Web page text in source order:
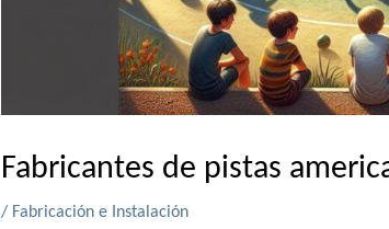
Fabricantes de pistas
/ Fabricación e Instalación